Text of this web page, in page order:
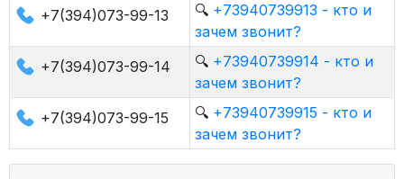
+7(394)073-99-13
🔍 +73940739913 - кто и
зачем звонит?
+7(394)073-99-14
🔍 +73940739914 - кто и
зачем звонит?
+7(394)073-99-15
🔍 +73940739915 - кто и
зачем звонит?